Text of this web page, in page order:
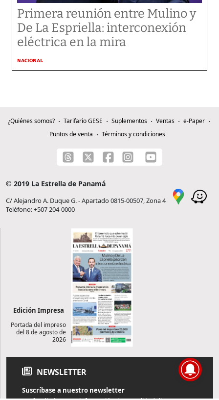
Primera reunión entre Mulino y
De La Espriella: interconexión
eléctrica en la mira
NACIONAL
¿Quiénes somos? Tarifario GESE Suplementos Ventas
e-Paper
Puntos de venta
Términos y condiciones
© 2019 La Estrella de Panamá
C/ Alejandro A. Duque G. - Apartado 0815-00507, Zona 4
Teléfono: +507 204-0000
Edición Impresa
Portada del impreso
del 8 de agosto de
2026
NEWSLETTER
Suscríbase a nuestro newsletter